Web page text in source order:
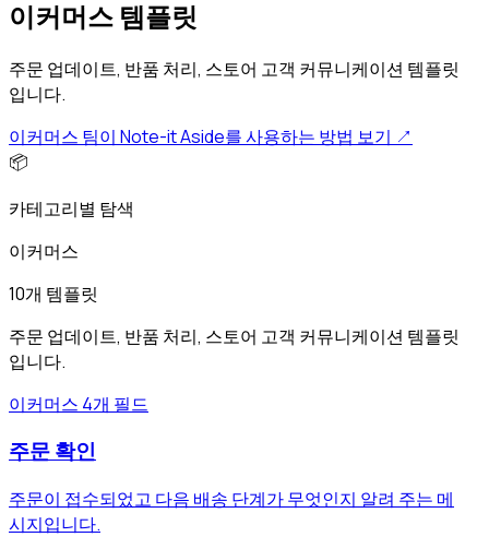
이커머스 템플릿
주문 업데이트, 반품 처리, 스토어 고객 커뮤니케이션 템플릿
입니다.
이커머스 팀이 Note-it Aside를 사용하는 방법 보기 ↗
📦
카테고리별 탐색
이커머스
10개 템플릿
주문 업데이트, 반품 처리, 스토어 고객 커뮤니케이션 템플릿
입니다.
이커머스 4개 필드
주문 확인
주문이 접수되었고 다음 배송 단계가 무엇인지 알려 주는 메
시지입니다.